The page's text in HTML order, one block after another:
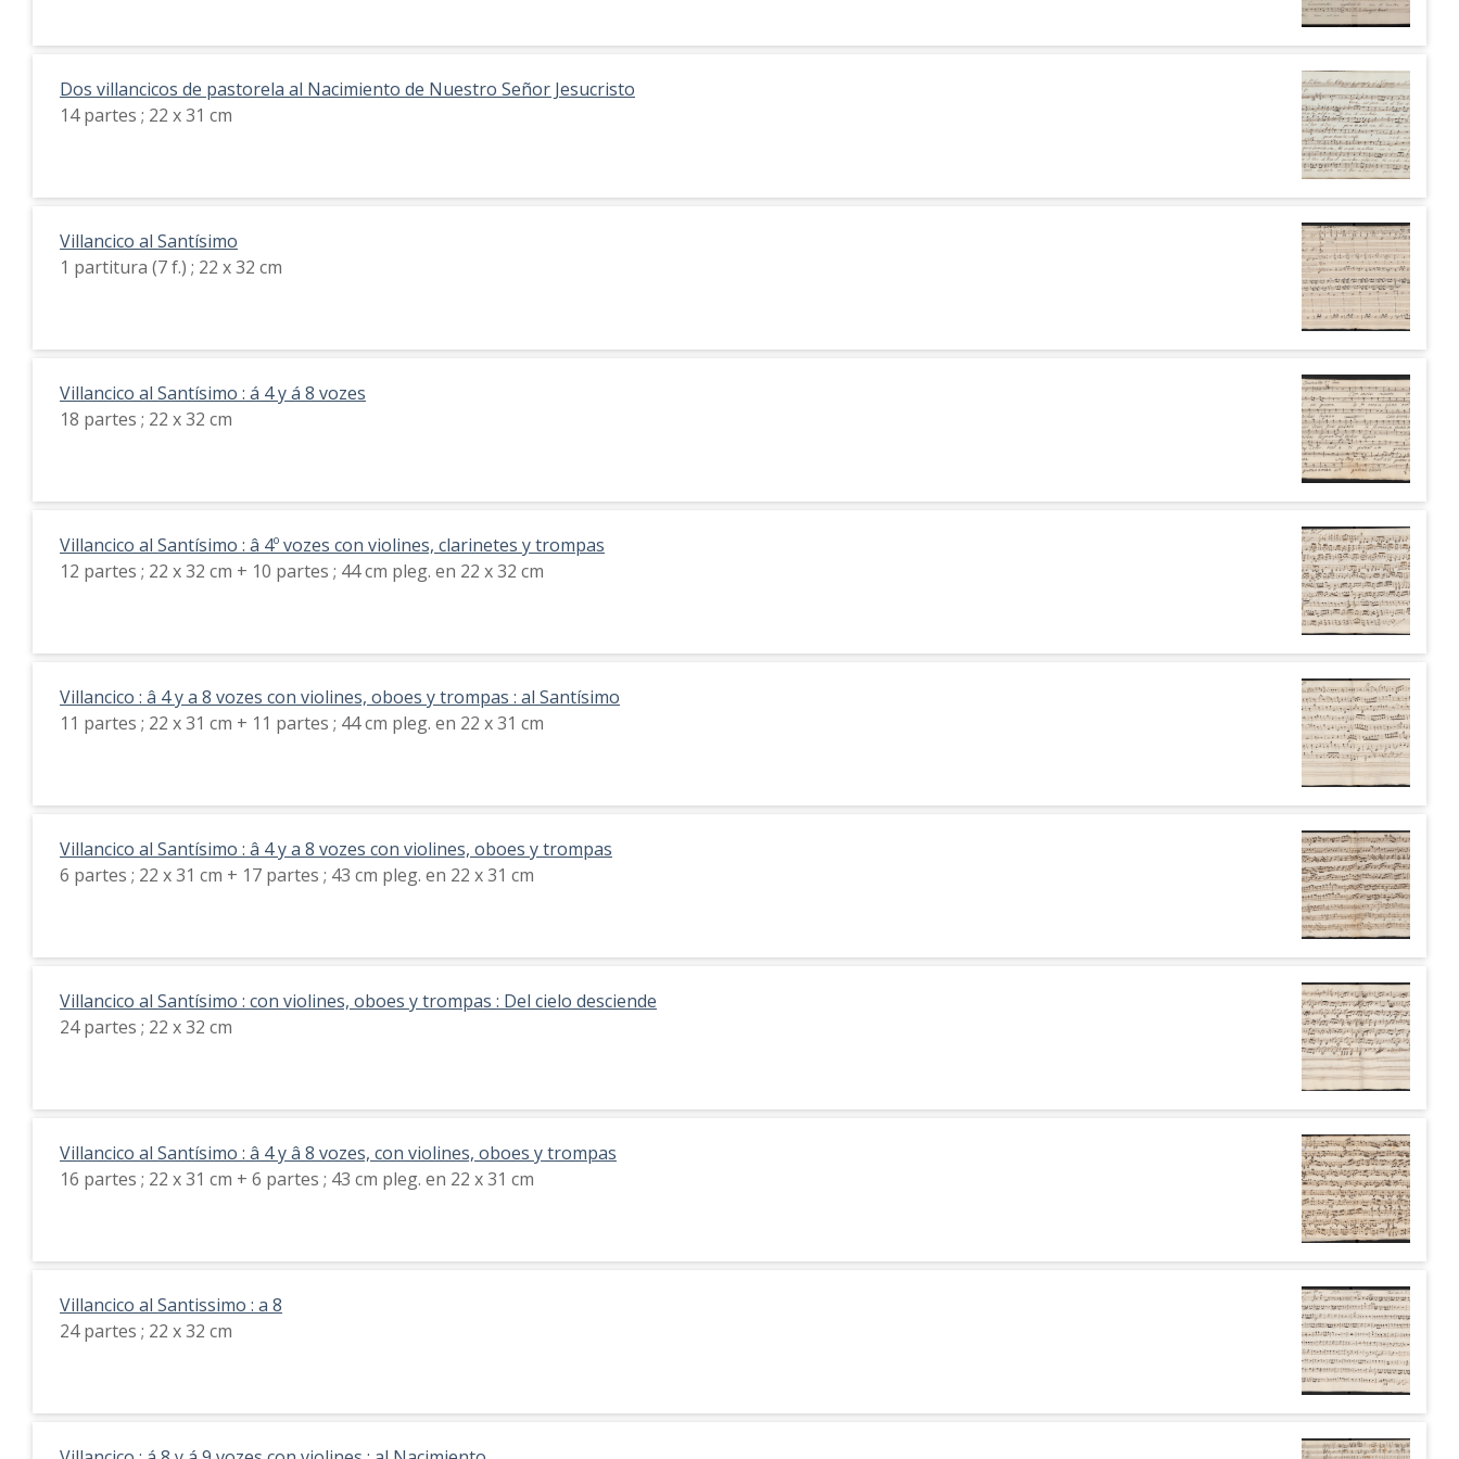
Dos villancicos de pastorela al Nacimiento de Nuestro Señor Jesucristo
14 partes ; 22 x 31 cm
Villancico al Santísimo
1 partitura (7 f.) ; 22 x 32 cm
Villancico al Santísimo : á 4 y á 8 vozes
18 partes ; 22 x 32 cm
Villancico al Santísimo : â 4º vozes con violines, clarinetes y trompas
12 partes ; 22 x 32 cm + 10 partes ; 44 cm pleg. en 22 x 32 cm
Villancico : â 4 y a 8 vozes con violines, oboes y trompas : al Santísimo
11 partes ; 22 x 31 cm + 11 partes ; 44 cm pleg. en 22 x 31 cm
Villancico al Santísimo : â 4 y a 8 vozes con violines, oboes y trompas
6 partes ; 22 x 31 cm + 17 partes ; 43 cm pleg. en 22 x 31 cm
Villancico al Santísimo : con violines, oboes y trompas : Del cielo desciende
24 partes ; 22 x 32 cm
Villancico al Santísimo : â 4 y â 8 vozes, con violines, oboes y trompas
16 partes ; 22 x 31 cm + 6 partes ; 43 cm pleg. en 22 x 31 cm
Villancico al Santissimo : a 8
24 partes ; 22 x 32 cm